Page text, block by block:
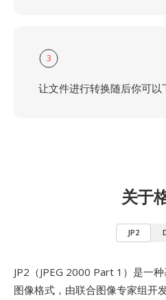
3
让文件进行转换随后你可
关于
JP2
JP2（JPEG 2000 Part 1）是一
图像格式，由联合图像专家组开